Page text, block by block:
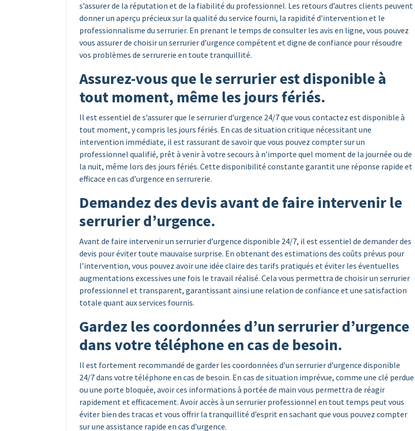
s’assurer de la réputation et de la fiabilité du professionnel. Les retours d’autres clients peuvent
donner un aperçu précieux sur la qualité du service fourni, la rapidité d’intervention et le
professionnalisme du serrurier. En prenant le temps de consulter les avis en ligne, vous pouvez
vous assurer de choisir un serrurier d’urgence compétent et digne de confiance pour résoudre
vos problèmes de serrurerie en toute tranquillité.
Assurez-vous que le serrurier est disponible à
tout moment, même les jours fériés.
Il est essentiel de s’assurer que le serrurier d’urgence 24/7 que vous contactez est disponible à
tout moment, y compris les jours fériés. En cas de situation critique nécessitant une
intervention immédiate, il est rassurant de savoir que vous pouvez compter sur un
professionnel qualifié, prêt à venir à votre secours à n’importe quel moment de la journée ou de
la nuit, même lors des jours fériés. Cette disponibilité constante garantit une réponse rapide et
efficace en cas d’urgence en serrurerie.
Demandez des devis avant de faire intervenir le
serrurier d’urgence.
Avant de faire intervenir un serrurier d’urgence disponible 24/7, il est essentiel de demander des
devis pour éviter toute mauvaise surprise. En obtenant des estimations des coûts prévus pour
l’intervention, vous pouvez avoir une idée claire des tarifs pratiqués et éviter les éventuelles
augmentations excessives une fois le travail réalisé. Cela vous permettra de choisir un serrurier
professionnel et transparent, garantissant ainsi une relation de confiance et une satisfaction
totale quant aux services fournis.
Gardez les coordonnées d’un serrurier d’urgence
dans votre téléphone en cas de besoin.
Il est fortement recommandé de garder les coordonnées d’un serrurier d’urgence disponible
24/7 dans votre téléphone en cas de besoin. En cas de situation imprévue, comme une clé perdue
ou une porte bloquée, avoir ces informations à portée de main vous permettra de réagir
rapidement et efficacement. Avoir accès à un serrurier professionnel en tout temps peut vous
éviter bien des tracas et vous offrir la tranquillité d’esprit en sachant que vous pouvez compter
sur une assistance rapide en cas d’urgence.